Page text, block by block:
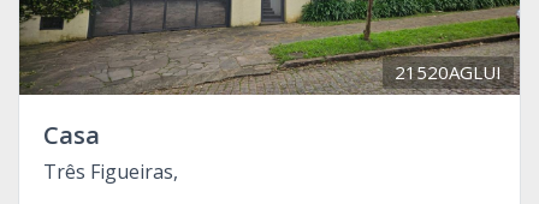
21520AGLUI
Casa
Três Figueiras,